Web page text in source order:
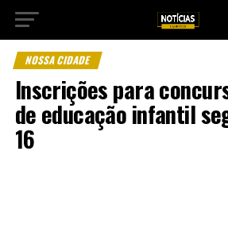
NOSSA CIDADE
Inscrições para
de educação infantil
16